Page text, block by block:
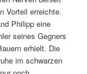
Vorteil erreichte.
Philipp eine
seines Gegners
erhielt. Die
im schwarzen